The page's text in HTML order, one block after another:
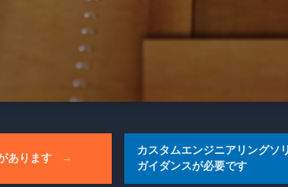
あります →
カスタムエンジニアリングソ
ガイダンスが必要です